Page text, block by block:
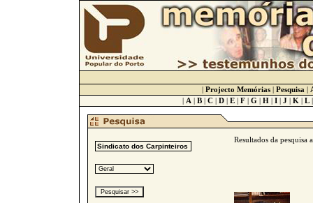
| Projecto Memórias | Pesquisa |
| A | B | C | D | E | F | G | H | I | J | K | L
Resultados da pesquisa